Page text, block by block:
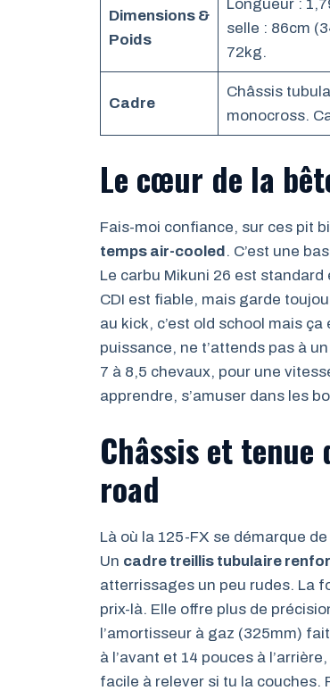
Dimensions &
Poids
Longueur :
selle : 86cm
72kg.
Cadre
Châssis
monocross.
Le cœur de la
Fais-moi confiance, sur ces pit
temps air-cooled. C’est une
Le carbu Mikuni 26 est
CDI est fiable, mais garde
au kick, c’est old school mais
puissance, ne t’attends pas à
7 à 8,5 chevaux, pour une
apprendre, s’amuser dans les
Châssis et
road
Là où la 125-FX se démarque
Un cadre treillis tubulaire
atterrissages un peu rudes. La
prix-là. Elle offre plus de
l’amortisseur à gaz (325mm)
à l’avant et 14 pouces à
facile à relever si tu la couches.